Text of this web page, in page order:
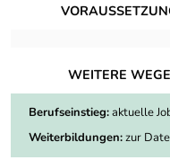
WEITERE
Berufseinstieg:aktuelle
Weiterbildungen:zur